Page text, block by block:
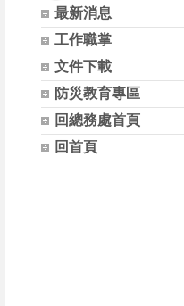
最新消息
工作職掌
文件下載
防災教育專區
回總務處首頁
回首頁